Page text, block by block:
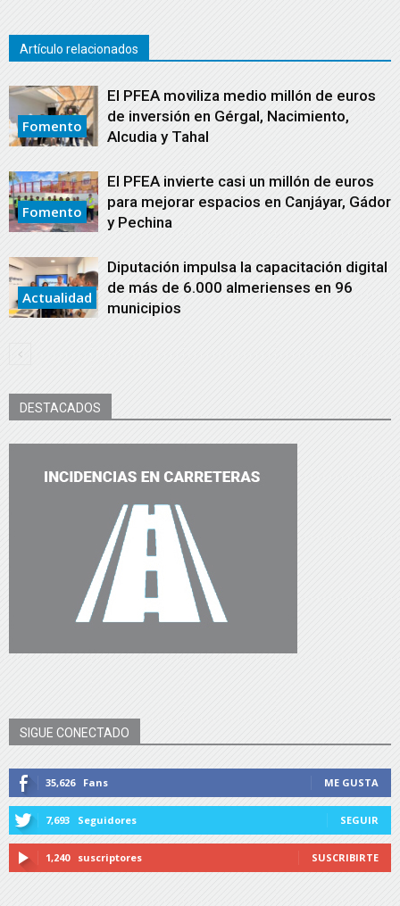
Artículo relacionados
Fomento
El PFEA moviliza medio millón de euros
de inversión en Gérgal, Nacimiento,
Alcudia y Tahal
Fomento
El PFEA invierte casi un millón de euros
para mejorar espacios en Canjáyar, Gádor
y Pechina
Actualidad
Diputación impulsa la capacitación digital
de más de 6.000 almerienses en 96
municipios
DESTACADOS
SIGUE CONECTADO
35,626 Fans ME GUSTA
7,693 Seguidores SEGUIR
1,240 suscriptores SUSCRIBIRTE